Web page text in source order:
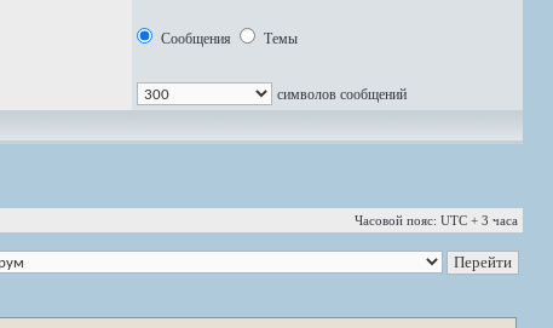
Сообщения Темы
символов сообщений
Часовой пояс: UTC + 3 часа